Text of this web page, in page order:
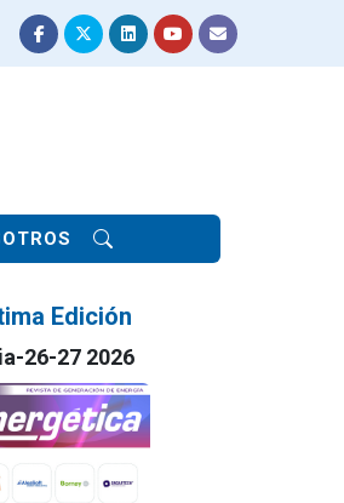
Edición
26-27 2026